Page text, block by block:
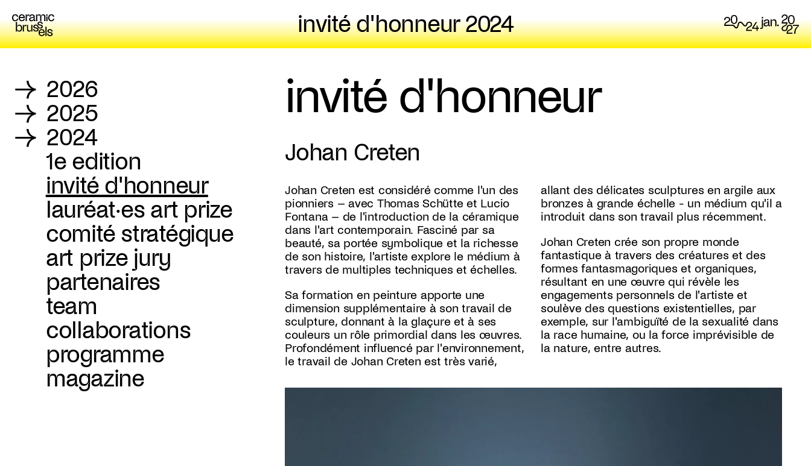
invité d'honneur 2024
→ 2026
→ 2025
→ 2024
1e edition
invité d'honneur
lauréat·es art prize
comité stratégique
art prize jury
partenaires
team
collaborations
programme
magazine
invité d'honneur
Johan Creten
Johan Creten est considéré comme l'un des
pionniers – avec Thomas Schütte et Lucio
Fontana – de l'introduction de la céramique
dans l'art contemporain. Fasciné par sa
beauté, sa portée symbolique et la richesse
de son histoire, l'artiste explore le médium à
travers de multiples techniques et échelles.
Sa formation en peinture apporte une
dimension supplémentaire à son travail de
sculpture, donnant à la glaçure et à ses
couleurs un rôle primordial dans les œuvres.
Profondément influencé par l'environnement,
le travail de Johan Creten est très varié,
allant des délicates sculptures en argile aux
bronzes à grande échelle - un médium qu'il a
introduit dans son travail plus récemment.
Johan Creten crée son propre monde
fantastique à travers des créatures et des
formes fantasmagoriques et organiques,
résultant en une œuvre qui révèle les
engagements personnels de l'artiste et
soulève des questions existentielles, par
exemple, sur l'ambiguïté de la sexualité dans
la race humaine, ou la force imprévisible de
la nature, entre autres.